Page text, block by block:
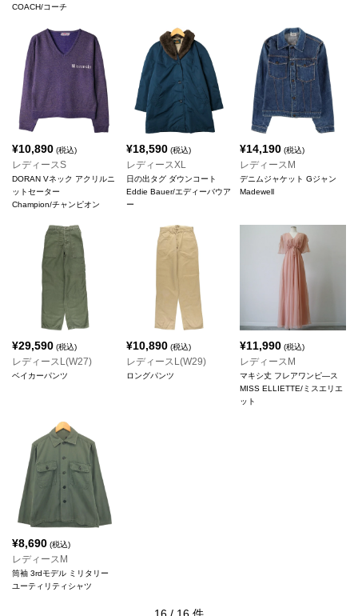
COACH/コーチ
¥10,890 (税込)
レディースS
DORAN Vネック アクリルニ
ットセーター
Champion/チャンピオン
¥18,590(税込)
レディースXL
日の出タグ ダウンコート
Eddie Bauer/エディーバウア
ー
¥14,190 (税込)
レディースM
デニムジャケット Gジャン
Madewell
¥29,590 (税込)
レディースL(W27)
ベイカーパンツ
¥10,890(税込)
レディースL(W29)
ロングパンツ
¥11,990 (税込)
レディースM
マキシ丈 フレアワンピ―ス
MISS ELLIETTE/ミスエリエ
ット
¥8,690 (税込)
レディースM
筒袖 3rdモデル ミリタリー
ユーティリティシャツ